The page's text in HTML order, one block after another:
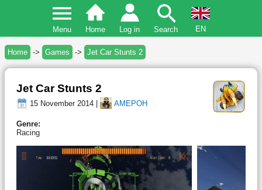
Menu Home Log in Search EN
Home -> Games -> Jet Car Stunts 2
Jet Car Stunts 2
15 November 2014 | AMEPOH
Genre:
Racing